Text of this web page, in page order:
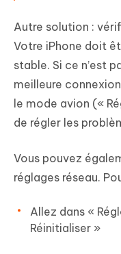
Autre solution :
Votre iPhone doit
stable. Si ce n’est
meilleure
le mode avion («
de régler les
Vous pouvez
réglages réseau.
Allez dans «
Réinitialiser »